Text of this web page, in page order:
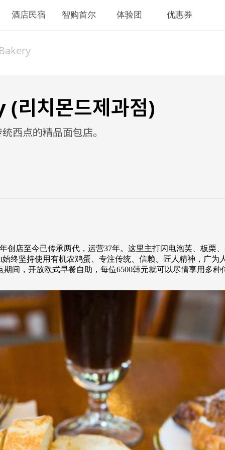
酒店民宿 智购首尔 体验团 优惠券
치몬드제과점)
西点的精品面包店。
创店至今已传承两代，运营37年。这里主打闪电泡芙、板栗
始终坚持使用有机农鸡蛋、专注传统、信赖、匠人精神，广
间，开放欧式早餐自助，每位6500韩元就可以尽情享用多